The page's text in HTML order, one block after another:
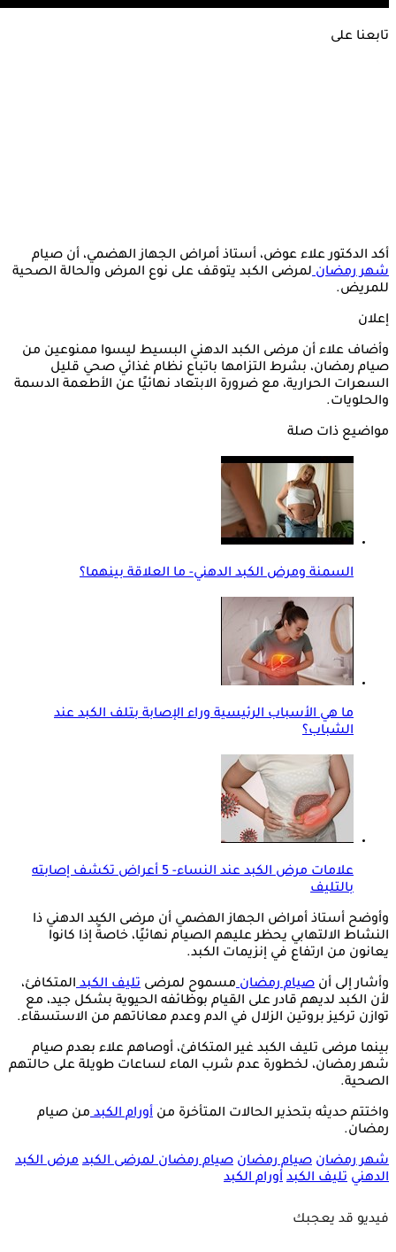
تابعنا على
أكد الدكتور علاء عوض، أستاذ أمراض الجهاز الهضمي، أن صيام
شهر رمضانلمرضى الكبد يتوقف على نوع المرض والحالة الصحية
للمريض.
إعلان
وأضاف علاء أن مرضى الكبد الدهني البسيط ليسوا ممنوعين من
صيام رمضان، بشرط التزامها باتباع نظام غذائي صحي قليل
السعرات الحرارية، مع ضرورة الابتعاد نهائيًا عن الأطعمة الدسمة
والحلويات.
مواضيع ذات صلة
السمنة ومرض الكبد الدهني- ما العلاقة بينهما؟
ما هي الأسباب الرئيسية وراء الإصابة بتلف الكبد عند
الشباب؟
علامات مرض الكبد عند النساء- 5 أعراض تكشف إصابته
بالتليف
وأوضح أستاذ أمراض الجهاز الهضمي أن مرضى الكبد الدهني ذا
النشاط الالتهابي يحظر عليهم الصيام نهائيًا، خاصةً إذا كانوا
يعانون من ارتفاع في إنزيمات الكبد.
وأشار إلى أن صيام رمضانمسموح لمرضى تليف الكبدالمتكافئ،
لأن الكبد لديهم قادر على القيام بوظائفه الحيوية بشكل جيد، مع
توازن تركيز بروتين الزلال في الدم وعدم معاناتهم من الاستسقاء.
بينما مرضى تليف الكبد غير المتكافئ، أوصاهم علاء بعدم صيام
شهر رمضان، لخطورة عدم شرب الماء لساعات طويلة على حالتهم
الصحية.
واختتم حديثه بتحذير الحالات المتأخرة من أورام الكبدمن صيام
رمضان.
شهر رمضان صيام رمضان صيام رمضان لمرضى الكبد مرض الكبد
الدهني تليف الكبد أورام الكبد
فيديو قد يعجبك